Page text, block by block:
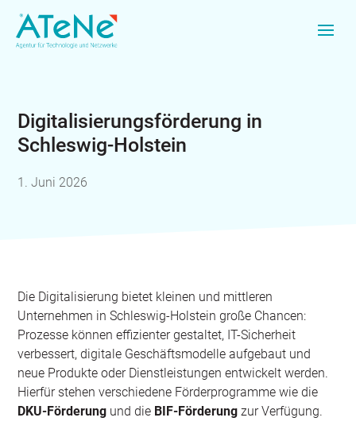
Digitalisierungsförderung in
Schleswig-Holstein
1. Juni 2026
Die Digitalisierung bietet kleinen und mittleren
Unternehmen in Schleswig-Holstein große Chancen:
Prozesse können effizienter gestaltet, IT-Sicherheit
verbessert, digitale Geschäftsmodelle aufgebaut und
neue Produkte oder Dienstleistungen entwickelt werden.
Hierfür stehen verschiedene Förderprogramme wie die
DKU-Förderung und die BIF-Förderung zur Verfügung.